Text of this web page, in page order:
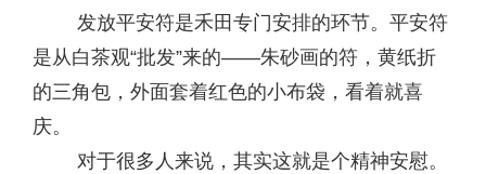
发放平安符是禾田专门安排的环节。平安符
是从白茶观“批发”来的——朱砂画的符，黄纸折
的三角包，外面套着红色的小布袋，看着就喜
庆。
对于很多人来说，其实这就是个精神安慰。